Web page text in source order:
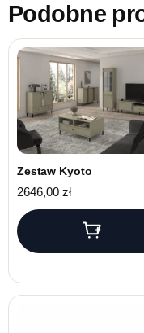
Podobne
Zestaw Kyoto
2646,00 zł